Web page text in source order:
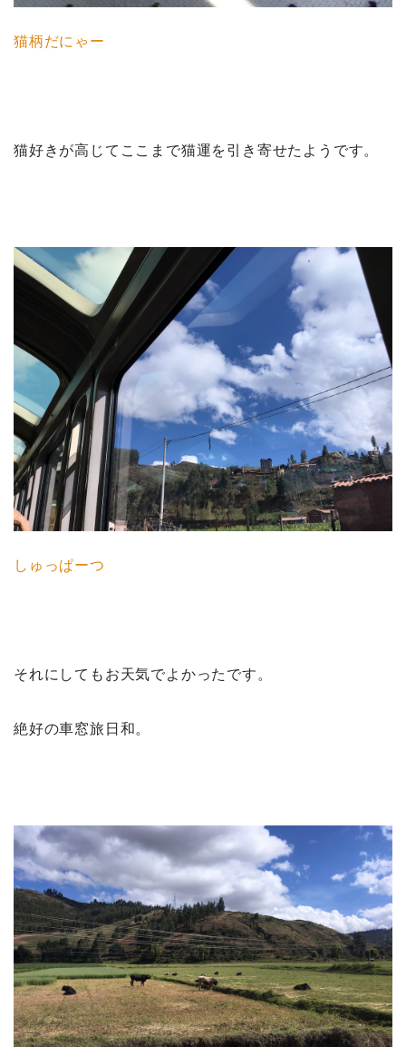
猫柄だにゃー
猫好きが高じてここまで猫運を引き寄せたようです。
しゅっぱーつ
それにしてもお天気でよかったです。
絶好の車窓旅日和。